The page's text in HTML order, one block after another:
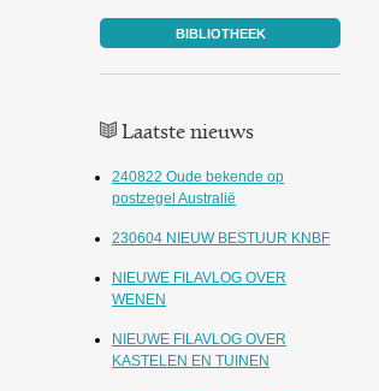
BIBLIOTHEEK
Laatste nieuws
240822 Oude bekende op
postzegel Australië
230604 NIEUW BESTUUR KNBF
NIEUWE FILAVLOG OVER
WENEN
NIEUWE FILAVLOG OVER
KASTELEN EN TUINEN